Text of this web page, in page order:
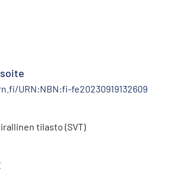
URN:NBN:fi-fe20230919132609
tilasto (SVT)